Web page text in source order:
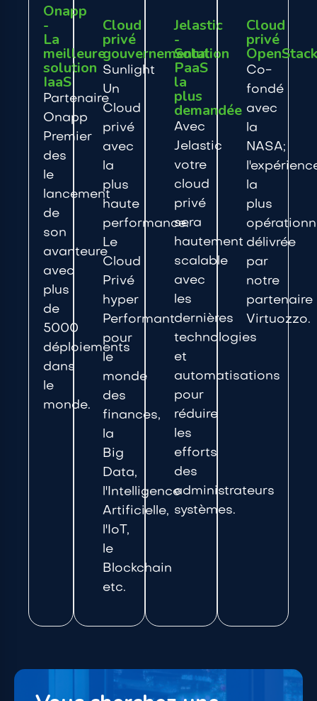
Onapp
-
La
meilleure
solution
IaaS
Partenaire
Onapp
Premier
des
le
lancement
de
son
avanteure
avec
plus
de
5000
déploiements
dans
le
monde.
Cloud
privé
gouvernemental
Sunlight
Un
Cloud
privé
avec
la
plus
haute
performance.
Le
Cloud
Privé
hyper
Performant
pour
le
monde
des
finances,
la
Big
Data,
l'Intelligence
Artificielle,
l'IoT,
le
Blockchain
etc.
Jelastic
-
Solution
PaaS
la
plus
demandée
Avec
Jelastic
votre
cloud
privé
sera
hautement
scalable
avec
les
dernières
technologies
et
automatisations
pour
réduire
les
efforts
des
administrateurs
systèmes.
Cloud
privé
OpenStack
Co-
fondé
avec
la
NASA;
la
plus
délivrée
par
notre
partenaire
Virtuozzo.